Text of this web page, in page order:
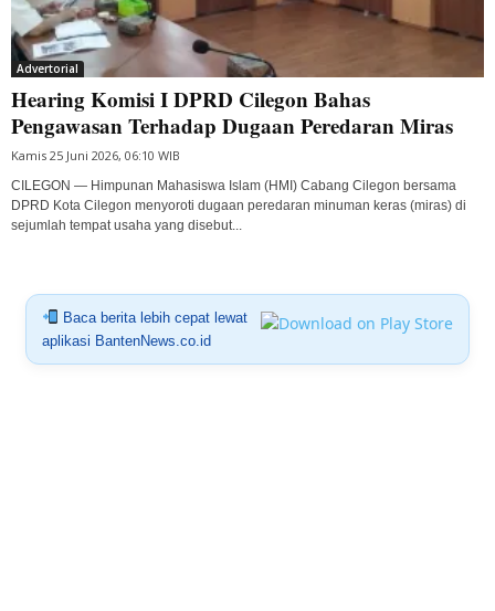
Advertorial
Hearing Komisi I DPRD Cilegon Bahas
Pengawasan Terhadap Dugaan Peredaran Miras
Kamis 25 Juni 2026, 06:10 WIB
CILEGON — Himpunan Mahasiswa Islam (HMI) Cabang Cilegon bersama
DPRD Kota Cilegon menyoroti dugaan peredaran minuman keras (miras) di
sejumlah tempat usaha yang disebut...
Baca berita lebih cepat lewat
aplikasi BantenNews.co.id